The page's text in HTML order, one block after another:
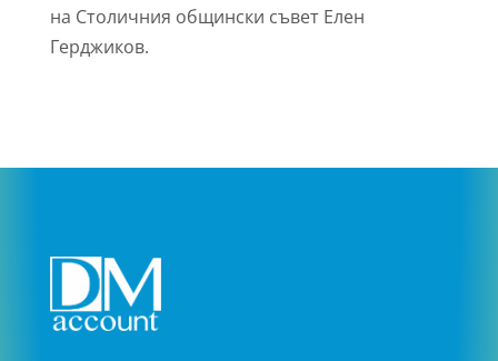
на Столичния общински съвет Елен
Герджиков.